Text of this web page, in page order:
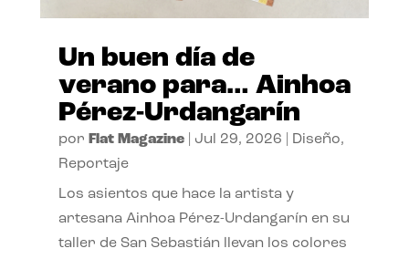
Un buen día de
verano para… Ainhoa
Pérez-Urdangarín
por Flat Magazine| Jul 29, 2026 Diseño,
Reportaje
Los asientos que hace la artista y
artesana Ainhoa Pérez-Urdangarín en su
taller de San Sebastián llevan los colores